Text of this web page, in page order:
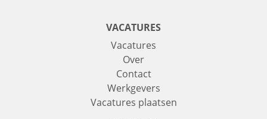
VACATURES
Vacatures
Over
Contact
Werkgevers
Vacatures plaatsen